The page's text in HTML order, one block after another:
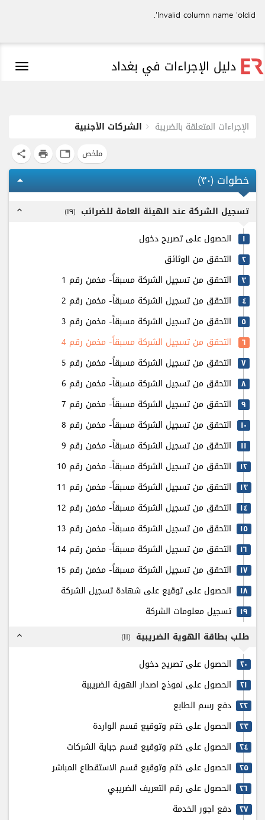
Invalid column name 'oldid'.
دليل الإجراءات في بغداد
الإجراءات المتعلقة بالضريبة الشركات الأجنبية
ملخص tab
print
share
خطوات (٣٠)
arrow_drop_up
تسجيل الشركة عند الهيئة العامة للضرائب (۱٩)
expand_less
۱ الحصول على تصريح دخول
٢ التحقق من الوثائق
٣ التحقق من تسجيل الشركة مسبقاً- مخمن رقم 1
٤ التحقق من تسجيل الشركة مسبقاً- مخمن رقم 2
٥ التحقق من تسجيل الشركة مسبقاً- مخمن رقم 3
٦ التحقق من تسجيل الشركة مسبقاً- مخمن رقم 4
٧ التحقق من تسجيل الشركة مسبقاً- مخمن رقم 5
٨ التحقق من تسجيل الشركة مسبقاً- مخمن رقم 6
٩ التحقق من تسجيل الشركة مسبقاً- مخمن رقم 7
۱٠ التحقق من تسجيل الشركة مسبقاً- مخمن رقم 8
۱۱ التحقق من تسجيل الشركة مسبقاً- مخمن رقم 9
۱٢ التحقق من تسجيل الشركة مسبقاً- مخمن رقم 10
۱٣ التحقق من تسجيل الشركة مسبقاً- مخمن رقم 11
۱٤ التحقق من تسجيل الشركة مسبقاً- مخمن رقم 12
۱٥ التحقق من تسجيل الشركة مسبقاً- مخمن رقم 13
۱٦ التحقق من تسجيل الشركة مسبقاً- مخمن رقم 14
۱٧ التحقق من تسجيل الشركة مسبقاً- مخمن رقم 15
۱٨ الحصول على توقيع على شهادة تسجيل الشركة
۱٩ تسجيل معلومات الشركة
طلب بطاقة الهوية الضريبية (۱۱)
expand_less
٢٠ الحصول على تصريح دخول
٢۱ الحصول على نموذج اصدار الهوية الضريبية
٢٢ دفع رسم الطابع
٢٣ الحصول على ختم وتوقيع قسم الواردة
٢٤ الحصول على ختم وتوقيع قسم جباية الشركات
٢٥ الحصول على ختم وتوقيع قسم الاستقطاع المباشر
٢٦ الحصول على رقم التعريف الضريبي
٢٧ دفع اجور الخدمة